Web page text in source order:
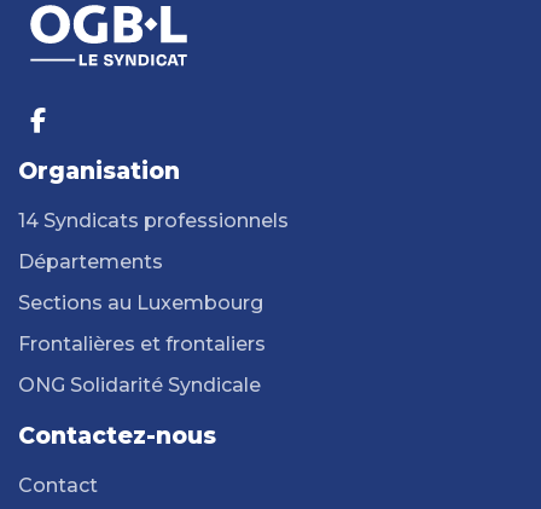
Organisation
14 Syndicats professionnels
Départements
Sections au Luxembourg
Frontalières et frontaliers
ONG Solidarité Syndicale
Contactez-nous
Contact